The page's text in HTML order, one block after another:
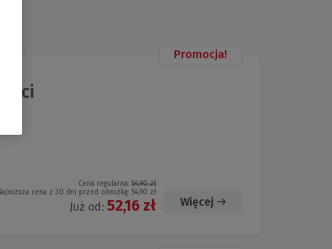
Promocja!
Cena regularna: 54,90 zł
cena z 30 dni przed obniżką: 54,90 zł
Już od: 52,16 zł Więcej